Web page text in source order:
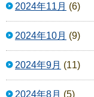
2024年11月 (6)
2024年10月 (9)
2024年9月 (11)
2024年8月 (5)